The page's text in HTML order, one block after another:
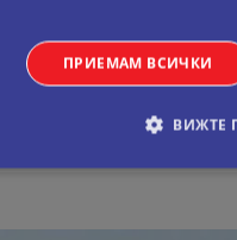
виж повече
ПРИЕМАМ ВСИЧКИ
ВИЖТЕ